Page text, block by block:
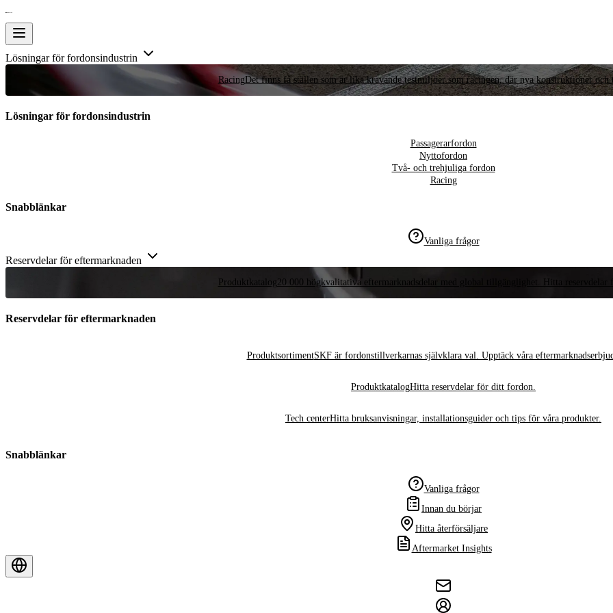
Lösningar för fordonsindustrin
RacingDet finns få ställen som är lika krävande testmiljöer som racingen, där nya konstruktioner och
Lösningar för fordonsindustrin
Passagerarfordon
Nyttofordon
Två- och trehjuliga fordon
Racing
Snabblänkar
Vanliga frågor
Reservdelar för eftermarknaden
Produktkatalog20 000 högkvalitativa eftermarknadsdelar med global tillgänglighet. Hitta reservdelar
Reservdelar för eftermarknaden
ProduktsortimentSKF är fordonstillverkarnas självklara val. Upptäck våra
ProduktkatalogHitta reservdelar för ditt fordon.
Tech centerHitta bruksanvisningar, installationsguider och tips för våra produkter.
Snabblänkar
Vanliga frågor
Innan du börjar
Hitta återförsäljare
Aftermarket Insights